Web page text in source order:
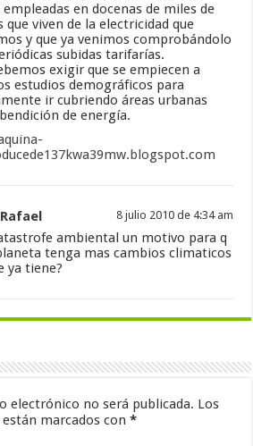
en docenas de miles de
que viven de la electricidad que
y que ya venimos comprobándolo
subidas tarifarías.
exigir que se empiecen a
estudios demográficos para
ir cubriendo áreas urbanas
de energía.
8 julio 2010 de 4:34 am
ambiental un motivo para q
tenga mas cambios climaticos
ya tiene?
electrónico no será publicada. Los
marcados con*